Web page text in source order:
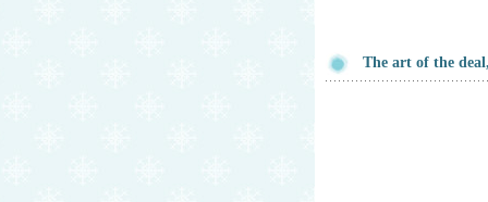
The art of the